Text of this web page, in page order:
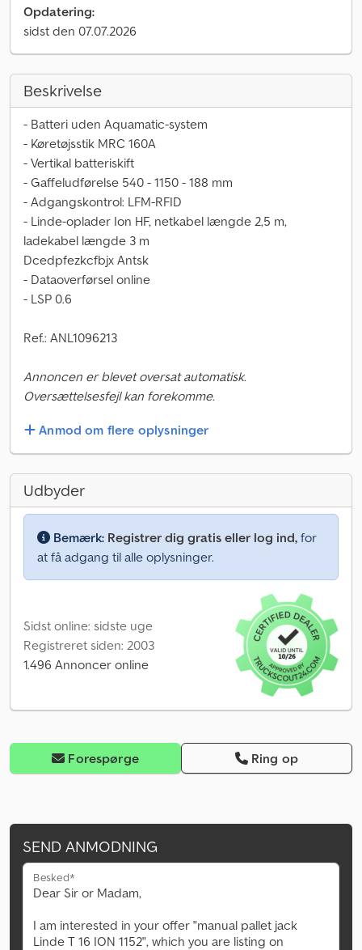
Opdatering:
sidst den 07.07.2026
Beskrivelse
- Batteri uden Aquamatic-system
- Køretøjsstik MRC 160A
- Vertikal batteriskift
- Gaffeludførelse 540 - 1150 - 188 mm
- Adgangskontrol: LFM-RFID
- Linde-oplader Ion HF, netkabel længde 2,5 m,
ladekabel længde 3 m
Dcedpfezkcfbjx Antsk
- Dataoverførsel online
- LSP 0.6
Ref.: ANL1096213
Annoncen er blevet oversat automatisk.
Oversættelsesfejl kan forekomme.
Anmod om flere oplysninger
Udbyder
Bemærk: Registrer dig gratis eller log ind, for
at få adgang til alle oplysninger.
Sidst online: sidste uge
Registreret siden: 2003
1.496 Annoncer online
Forespørge Ring op
SEND ANMODNING
Besked*